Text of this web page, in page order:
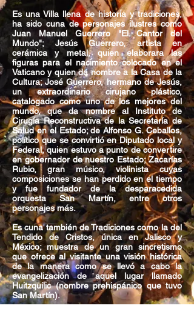
Es una Villa llena de historia y tradiciones,
ha sido cuna de personajes ilustres como
Juan Manuel Guerrero "El Cantor del
Mundo"; Jesús Guerrero, artista en
cerámica y metal, quien elaborara las
figuras para el nacimiento colocado en el
Vaticano y quien da nombre a la Casa de la
Cultura; José Guerrero, hermano de Jesús,
un extraordinario cirujano plástico,
catalogado como uno de los mejores del
mundo, que da nombre al Instituto de
Cirugía Reconstructiva de la Secretaría de
Salud en el Estado; de Alfonso G. Ceballos,
político que se convirtió en Diputado local y
Federal, quien estuvo a punto de convertire
en gobernador de nuestro Estado; Zacarías
Rubio, gran músico, violinista cuyas
composiciones se han perdido en el tiempo
y fue fundador de la desparacedida
orquesta San Martín, entre otros
personajes más.
Es cuna también de Tradiciones como la del
Tendido de Cristos, única en Jalisco y
México; muestra de un gran sincretismo
que ofrece al visitante una visión histórica
de la manera como se llevó a cabo la
evangelización de aquel lugar llamado
Huitzquilic (nombre prehispánico que tuvo
San Martín).